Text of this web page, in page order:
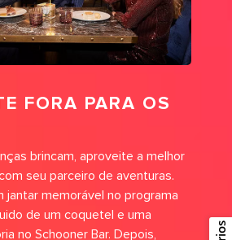
FORA PARA OS
brincam, aproveite a melhor
seu parceiro de aventuras.
jantar memorável no programa
de um coquetel e uma
no Schooner Bar. Depois,